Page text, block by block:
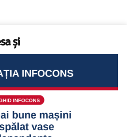
și
InfoCons – Cum sa alegi